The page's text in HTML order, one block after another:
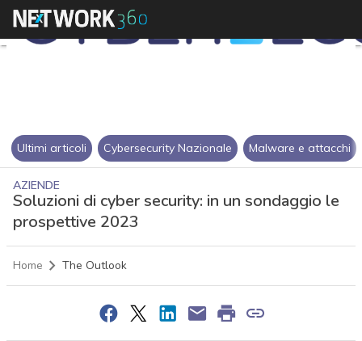
Ultimi articoli Cybersecurity Nazionale Malware e attacchi
AZIENDE
Soluzioni di cyber security: in un sondaggio le
prospettive 2023
Home The Outlook